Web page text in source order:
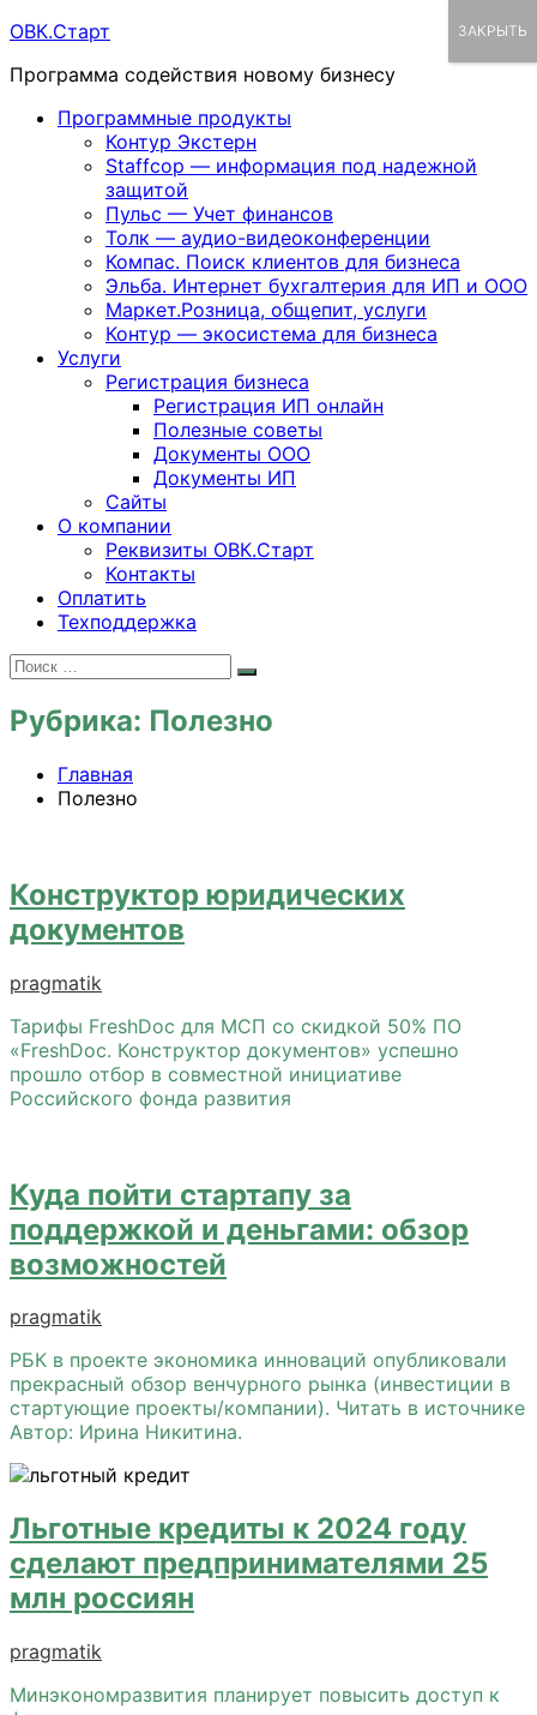
Перейти
содержимому
ОВК.Старт
Программа содействия новому бизнесу
Программные продукты
Контур Экстерн
Staffcop — информация под надежной
защитой
Пульс — Учет финансов
Толк — аудио-видеоконференции
Компас. Поиск клиентов для бизнеса
Эльба. Интернет бухгалтерия для ИП и ООО
Маркет.Розница, общепит, услуги
Контур — экосистема для бизнеса
Услуги
Регистрация бизнеса
Регистрация ИП онлайн
Полезные советы
Документы ООО
Документы ИП
Сайты
О компании
Реквизиты ОВК.Старт
Контакты
Оплатить
Техподдержка
Искать:
Поиск
Рубрика: Полезно
Главная
Полезно
Конструктор юридических
документов
pragmatik
Тарифы FreshDoc для МСП со скидкой 50% ПО
«FreshDoc. Конструктор документов» успешно
прошло отбор в совместной инициативе
Российского фонда развития
Куда пойти стартапу за
поддержкой и деньгами: обзор
возможностей
pragmatik
РБК в проекте экономика инноваций опубликовали
прекрасный обзор венчурного рынка (инвестиции в
стартующие проекты/компании). Читать в источнике
Автор: Ирина Никитина.
Льготные кредиты к 2024 году
сделают предпринимателями 25
млн россиян
pragmatik
Минэкономразвития планирует повысить доступ к
ЗАКРЫТЬ